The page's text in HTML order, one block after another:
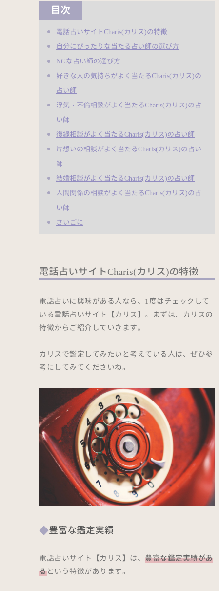
目次
電話占いサイトCharis(カリス)の特徴
自分にぴったりな当たる占い師の選び方
NGな占い師の選び方
好きな人の気持ちがよく当たるCharis(カリス)の
占い師
浮気・不倫相談がよく当たるCharis(カリス)の占
い師
復縁相談がよく当たるCharis(カリス)の占い師
片想いの相談がよく当たるCharis(カリス)の占い
師
結婚相談がよく当たるCharis(カリス)の占い師
人間関係の相談がよく当たるCharis(カリス)の占
い師
さいごに
電話占いサイトCharis(カリス)の特徴
電話占いに興味がある人なら、1度はチェックして
いる電話占いサイト【カリス】。まずは、カリスの
特徴からご紹介していきます。
カリスで鑑定してみたいと考えている人は、ぜひ参
考にしてみてくださいね。
豊富な鑑定実績
電話占いサイト【カリス】は、 豊富な鑑定実績があ
るという特徴があります。